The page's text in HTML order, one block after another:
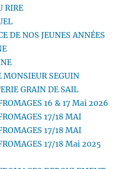
RIRE
DE NOS JEUNES ANNÉES
MONSIEUR SEGUIN
GRAIN DE SAIL
16 & 17 Mai 2026
17/18 MAI
17/18 MAI
17/18 Mai 2025